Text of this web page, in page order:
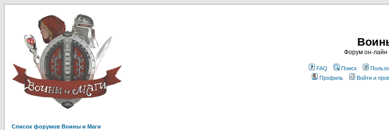
Форум он-лайн
FAQ Поиск
Профиль
Войти и
Список форумов Воины и Маги